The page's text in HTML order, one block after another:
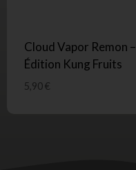
Cloud Vapor Remon –
Édition Kung Fruits
5,90€